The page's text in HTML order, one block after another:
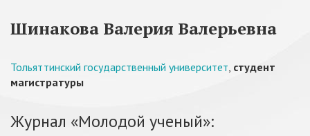
Шинакова Валерия Валерьевна
Тольяттинский государственный университет, студент
магистратуры
Журнал «Молодой ученый»: